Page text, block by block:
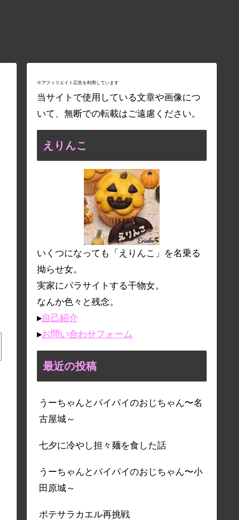
※アフィリエイト広告を利用しています
当サイトで使用している文章や画像につ
いて、無断での転載はご遠慮ください。
えりんこ
いくつになっても「えりんこ」を名乗る
拗らせ女。
実家にパラサイトする干物女。
なんか色々と残念。
▸自己紹介
▸お問い合わせフォーム
最近の投稿
うーちゃんとパイパイのおじちゃん〜名
古屋城～
七夕に冷やし担々麺を食した話
うーちゃんとパイパイのおじちゃん〜小
田原城～
ポテサラカエル再挑戦